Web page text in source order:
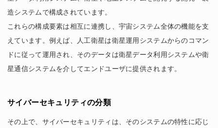
造システムで構成されています。
これらの構成要素は相互に連携し、宇宙システム全体の機能を支
えています。例えば、人工衛星は衛星運用システムからのコマン
ドに従って運用され、そのデータは衛星データ利用システムや衛
星通信システムを介してエンドユーザに提供されます。
サイバーセキュリティの分類
その上で、サイバーセキュリティは、そのシステムの特性に応じ